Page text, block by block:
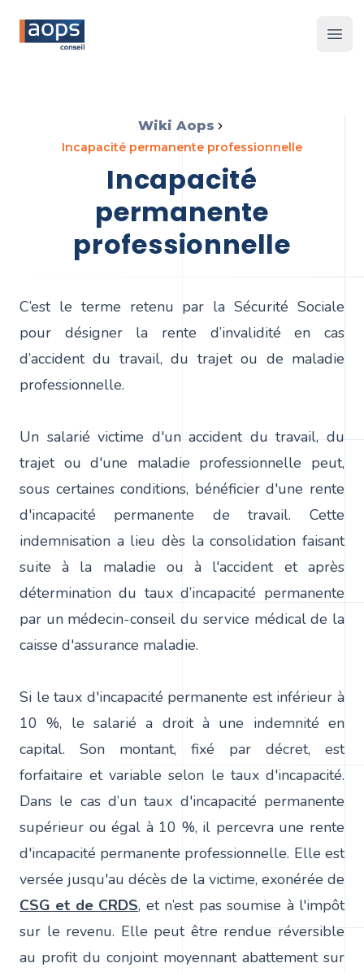
Les
Wiki Aops
incapacité permanente professionnelle
incapacité
permanente
professionnelle
C’est le terme retenu par la Sécurité Sociale
pour désigner la rente d’invalidité en cas
d’accident du travail, du trajet ou de maladie
professionnelle.
Un salarié victime d'un accident du travail, du
trajet ou d'une maladie professionnelle peut,
sous certaines conditions, bénéficier d'une rente
d'incapacité permanente de travail. Cette
indemnisation a lieu dès la consolidation faisant
suite à la maladie ou à l'accident et après
détermination du taux d’incapacité permanente
par un médecin-conseil du service médical de la
caisse d'assurance maladie.
Si le taux d'incapacité permanente est inférieur à
10 %, le salarié a droit à une indemnité en
capital. Son montant, fixé par décret, est
forfaitaire et variable selon le taux d'incapacité.
Dans le cas d’un taux d'incapacité permanente
supérieur ou égal à 10 %, il percevra une rente
d'incapacité permanente professionnelle. Elle est
versée jusqu'au décès de la victime, exonérée de
CSG et de CRDS, et n’est pas soumise à l'impôt
sur le revenu. Elle peut être rendue réversible
au profit du conjoint moyennant abattement sur